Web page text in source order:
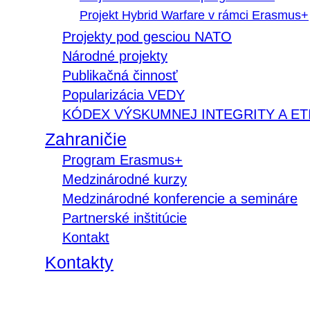
Projekt Hybrid Warfare v rámci Erasmus+
Projekty pod gesciou NATO
Národné projekty
Publikačná činnosť
Popularizácia VEDY
KÓDEX VÝSKUMNEJ INTEGRITY A
Zahraničie
Program Erasmus+
Medzinárodné kurzy
Medzinárodné konferencie a semináre
Partnerské inštitúcie
Kontakt
Kontakty